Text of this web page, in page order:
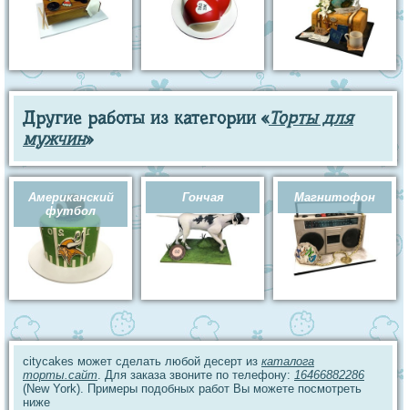
Другие работы из категории «Торты для
мужчин»
Американский
футбол
Гончая Магнитофон
citycakes может сделать любой десерт из каталога
торты.сайт. Для заказа звоните по телефону: 16466882286
(New York). Примеры подобных работ Вы можете посмотреть
ниже